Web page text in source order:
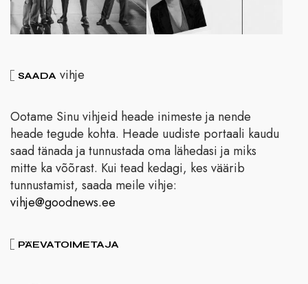
SAADA vihje
Ootame Sinu vihjeid heade inimeste ja nende
heade tegude kohta. Heade uudiste portaali kaudu
saad tänada ja tunnustada oma lähedasi ja miks
mitte ka võõrast. Kui tead kedagi, kes väärib
tunnustamist, saada meile vihje:
vihje@goodnews.ee
PÄEVATOIMETAJA